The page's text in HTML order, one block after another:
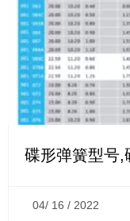
碟形弹簧型号,
04/ 16 / 2022